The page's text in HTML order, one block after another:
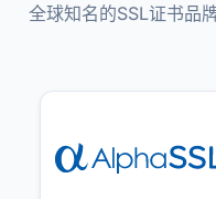
全球知名的SSL证书品